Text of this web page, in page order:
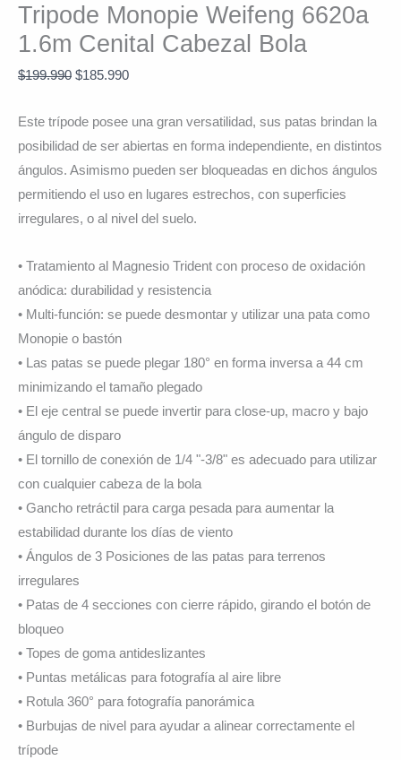
Tripode Monopie Weifeng 6620a
1.6m Cenital Cabezal Bola
$199.990 $185.990
Este trípode posee una gran versatilidad, sus patas brindan la
posibilidad de ser abiertas en forma independiente, en distintos
ángulos. Asimismo pueden ser bloqueadas en dichos ángulos
permitiendo el uso en lugares estrechos, con superficies
irregulares, o al nivel del suelo.
• Tratamiento al Magnesio Trident con proceso de oxidación
anódica: durabilidad y resistencia
• Multi-función: se puede desmontar y utilizar una pata como
Monopie o bastón
• Las patas se puede plegar 180° en forma inversa a 44 cm
minimizando el tamaño plegado
• El eje central se puede invertir para close-up, macro y bajo
ángulo de disparo
• El tornillo de conexión de 1/4 "-3/8" es adecuado para utilizar
con cualquier cabeza de la bola
• Gancho retráctil para carga pesada para aumentar la
estabilidad durante los días de viento
• Ángulos de 3 Posiciones de las patas para terrenos
irregulares
• Patas de 4 secciones con cierre rápido, girando el botón de
bloqueo
• Topes de goma antideslizantes
• Puntas metálicas para fotografía al aire libre
• Rotula 360° para fotografía panorámica
• Burbujas de nivel para ayudar a alinear correctamente el
trípode